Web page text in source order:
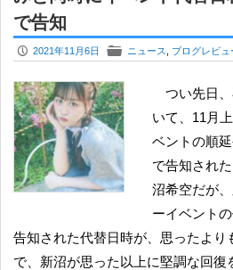
で告知
P 2021年11月6日 F ニュース ブログレビュ
つい先日、専念していた療養が長引
いて、11月
ベントの順
で告知され
沼希空だが
ーイベント
告知された代替日時が、思ったより
で、新沼が思った以上に堅調な回復